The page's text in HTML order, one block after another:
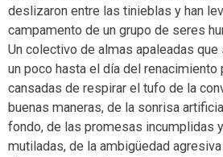
deslizaron entre las tinieblas y han
campamento de un grupo de seres
Un colectivo de almas apaleadas
un poco hasta el día del
cansadas de respirar el tufo de la
buenas maneras, de la sonrisa
fondo, de las promesas incumplidas
mutiladas, de la ambigüedad